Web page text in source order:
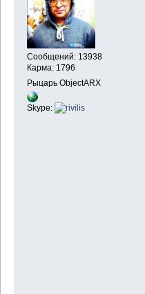
Сообщений: 13938
Карма: 1796
Рыцарь ObjectARX
Skype: